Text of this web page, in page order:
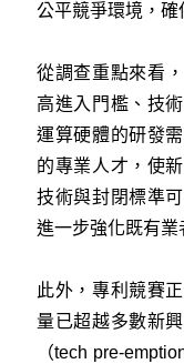
公平競爭環境，確
從調查重點來看
高進入門檻、技
運算硬體的研發
的專業人才，使
技術與封閉標準
進一步強化既有業
此外，專利競賽
量已超越多數新
（tech pre-